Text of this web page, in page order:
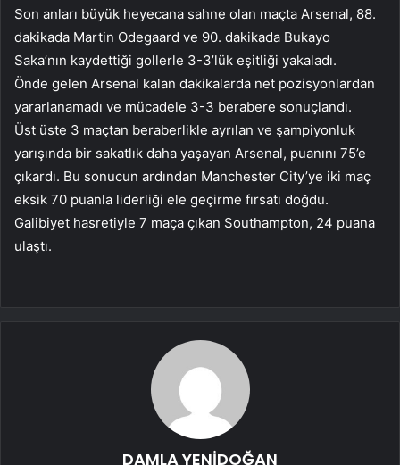
Son anları büyük heyecana sahne olan maçta Arsenal, 88.
dakikada Martin Odegaard ve 90. dakikada Bukayo
Saka’nın kaydettiği gollerle 3-3’lük eşitliği yakaladı.
Önde gelen Arsenal kalan dakikalarda net pozisyonlardan
yararlanamadı ve mücadele 3-3 berabere sonuçlandı.
Üst üste 3 maçtan beraberlikle ayrılan ve şampiyonluk
yarışında bir sakatlık daha yaşayan Arsenal, puanını 75’e
çıkardı. Bu sonucun ardından Manchester City’ye iki maç
eksik 70 puanla liderliği ele geçirme fırsatı doğdu.
Galibiyet hasretiyle 7 maça çıkan Southampton, 24 puana
ulaştı.
DAMLA YENİDOĞAN